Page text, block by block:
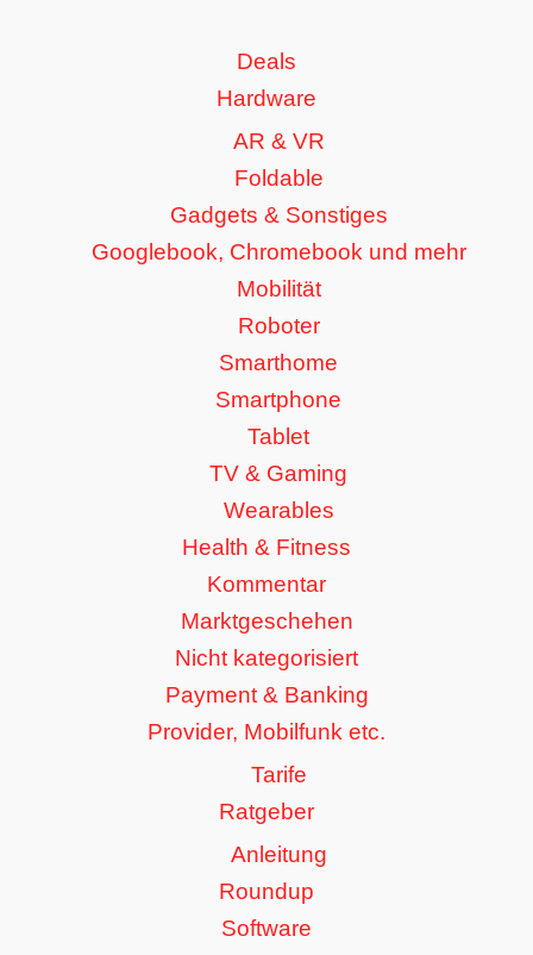
Deals
Hardware
AR & VR
Foldable
Gadgets & Sonstiges
Googlebook, Chromebook und mehr
Mobilität
Roboter
Smarthome
Smartphone
Tablet
TV & Gaming
Wearables
Health & Fitness
Kommentar
Marktgeschehen
Nicht kategorisiert
Payment & Banking
Provider, Mobilfunk etc.
Tarife
Ratgeber
Anleitung
Roundup
Software